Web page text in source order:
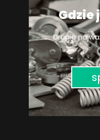
Gdzie
Drugie